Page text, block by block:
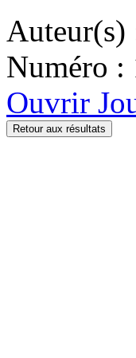
Auteur(s)
Numéro :
Ouvrir
Retour aux résultats